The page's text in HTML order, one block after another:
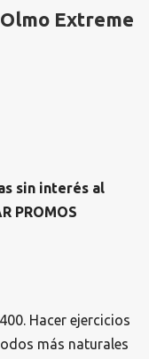
Extreme
sin interés al
PROMOS
Hacer ejercicios
más naturales